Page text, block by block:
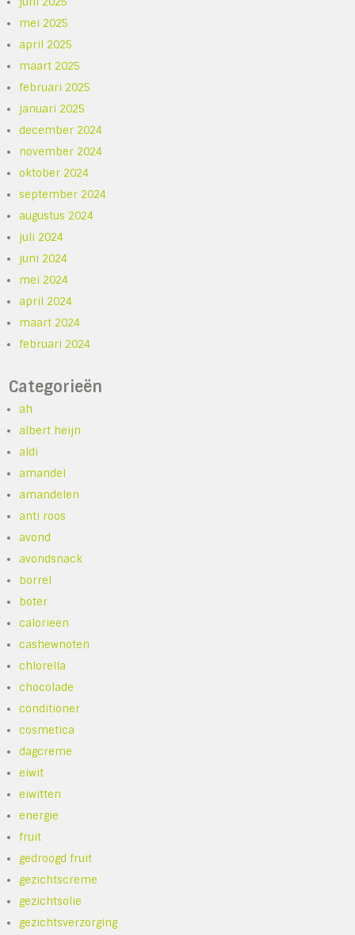
mei 2025
april 2025
maart 2025
februari 2025
januari 2025
december 2024
november 2024
oktober 2024
september 2024
augustus 2024
juli 2024
juni 2024
mei 2024
april 2024
maart 2024
februari 2024
Categorieën
ah
albert heijn
aldi
amandel
amandelen
anti roos
avond
avondsnack
borrel
boter
calorieen
cashewnoten
chlorella
chocolade
conditioner
cosmetica
dagcreme
eiwit
eiwitten
energie
fruit
gedroogd fruit
gezichtscreme
gezichtsolie
gezichtsverzorging